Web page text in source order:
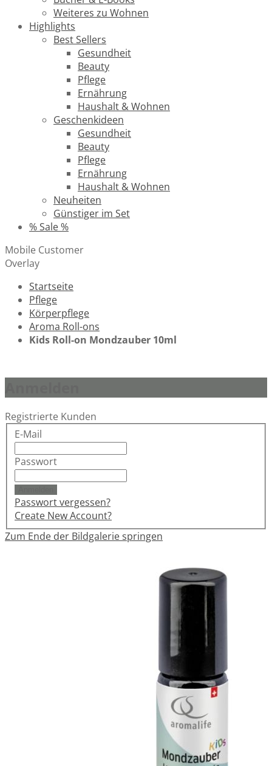
Weiteres zu Wohnen
Highlights
Best Sellers
Gesundheit
Beauty
Pflege
Ernährung
Haushalt & Wohnen
Geschenkideen
Gesundheit
Beauty
Pflege
Ernährung
Haushalt & Wohnen
Neuheiten
Günstiger im Set
% Sale %
Mobile Customer
Overlay
Startseite
Pflege
Körperpflege
Aroma Roll-ons
Kids Roll-on Mondzauber 10ml
Registrierte Kunden
E-Mail
Passwort
Passwort vergessen?
Create New Account?
Zum Ende der Bildgalerie springen